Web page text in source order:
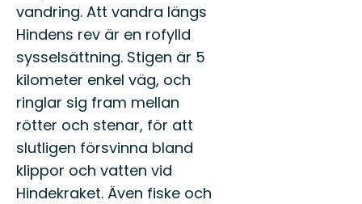
vandring. Att vandra längs
Hindens rev är en rofylld
sysselsättning. Stigen är 5
kilometer enkel väg, och
ringlar sig fram mellan
rötter och stenar, för att
slutligen försvinna bland
klippor och vatten vid
Hindekraket. Även fiske och